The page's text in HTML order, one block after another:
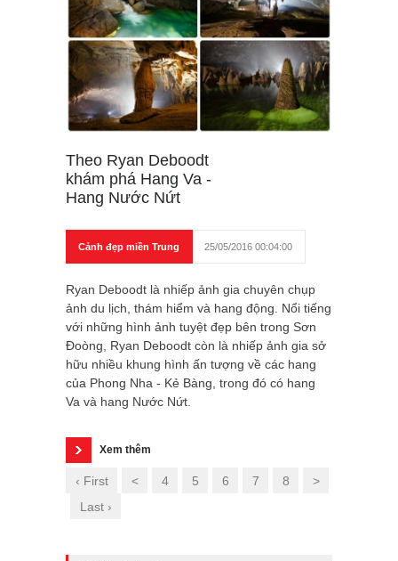
Theo Ryan Deboodt
khám phá Hang Va -
Hang Nước Nứt
Cảnh đẹp miền Trung 25/05/2016 00:04:00
Ryan Deboodt là nhiếp ảnh gia chuyên chụp
ảnh du lịch, thám hiểm và hang động. Nổi tiếng
với những hình ảnh tuyệt đẹp bên trong Sơn
Đoòng, Ryan Deboodt còn là nhiếp ảnh gia sở
hữu nhiều khung hình ấn tượng về các hang
của Phong Nha - Kẻ Bàng, trong đó có hang
Va và hang Nước Nứt.
Xem thêm
‹ First < 4 5 6 7 8
>
Last ›